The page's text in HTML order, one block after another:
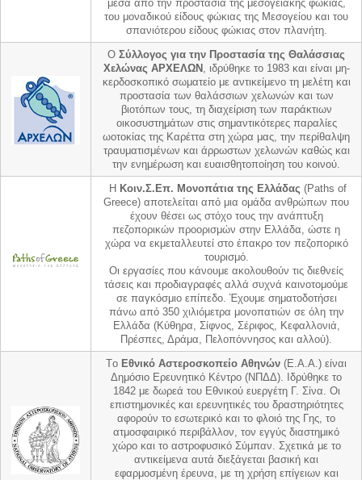
μέσα από την προστασία της μεσογειακής φώκιας,
του μοναδικού είδους φώκιας της Μεσογείου και του
σπανιότερου είδους φώκιας στον πλανήτη.
Ο Σύλλογος για την Προστασία της Θαλάσσιας
Χελώνας ΑΡΧΕΛΩΝ , ιδρύθηκε το 1983 και είναι μη-
κερδοσκοπικό σωματείο με αντικείμενο τη μελέτη και
προστασία των θαλάσσιων χελωνών και των
βιοτόπων τους, τη διαχείριση των παράκτιων
οικοσυστημάτων στις σημαντικότερες παραλίες
ωοτοκίας της Καρέττα στη χώρα μας, την περίθαλψη
τραυματισμένων και άρρωστων χελωνών καθώς και
την ενημέρωση και ευαισθητοποίηση του κοινού.
Η Κοιν.Σ.Επ. Μονοπάτια της Ελλάδας (Paths of
Greece) αποτελείται από μια ομάδα ανθρώπων που
έχουν θέσει ως στόχο τους την ανάπτυξη
πεζοπορικών προορισμών στην Ελλάδα, ώστε η
χώρα να εκμεταλλευτεί στο έπακρο τον πεζοπορικό
τουρισμό.
Οι εργασίες που κάνουμε ακολουθούν τις διεθνείς
τάσεις και προδιαγραφές αλλά συχνά καινοτομούμε
σε παγκόσμιο επίπεδο. Έχουμε σηματοδοτήσει
πάνω από 350 χιλιόμετρα μονοπατιών σε όλη την
Ελλάδα (Κύθηρα, Σίφνος, Σέριφος, Κεφαλλονιά,
Πρέσπες, Δράμα, Πελοπόννησος και αλλού).
Tο Εθνικό Αστεροσκοπείο Αθηνών (Ε.Α.Α.) είναι
Δημόσιο Ερευνητικό Κέντρο (ΝΠΔΔ). Ιδρύθηκε το
1842 με δωρεά του Εθνικού ευεργέτη Γ. Σίνα. Οι
επιστημονικές και ερευνητικές του δραστηριότητες
αφορούν το εσωτερικό και το φλοιό της Γης, το
ατμοσφαιρικό περιβάλλον, τον εγγύς διαστημικό
χώρο και το αστροφυσικό Σύμπαν. Σχετικά με το
αντικείμενα αυτά διεξάγεται βασική και
εφαρμοσμένη έρευνα, με τη χρήση επίγειων και